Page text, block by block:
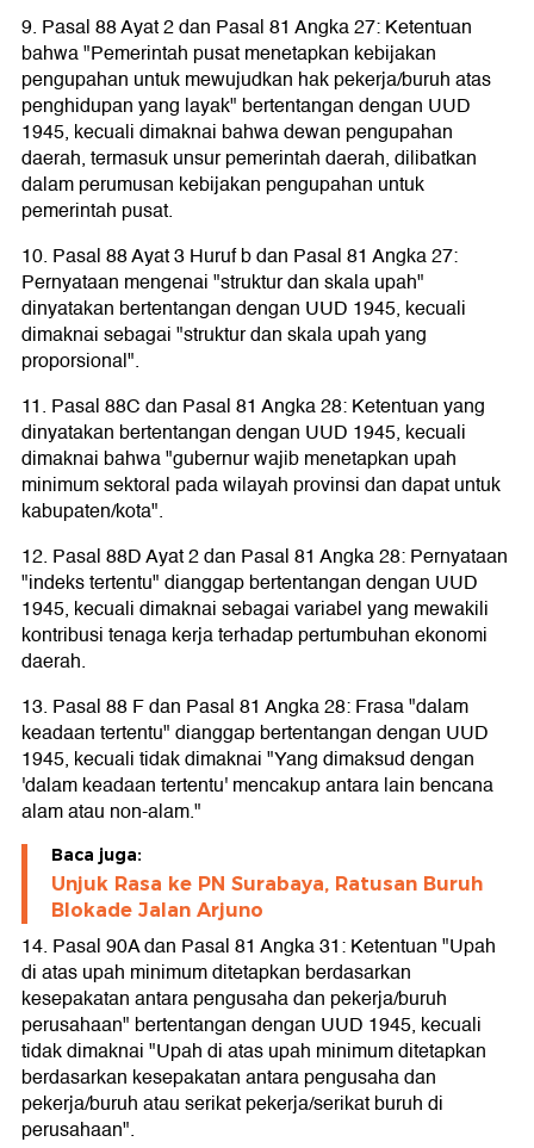
9. Pasal 88 Ayat 2 dan Pasal 81 Angka 27: Ketentuan
bahwa "Pemerintah pusat menetapkan kebijakan
pengupahan untuk mewujudkan hak pekerja/buruh atas
penghidupan yang layak" bertentangan dengan UUD
1945, kecuali dimaknai bahwa dewan pengupahan
daerah, termasuk unsur pemerintah daerah, dilibatkan
dalam perumusan kebijakan pengupahan untuk
pemerintah pusat.
10. Pasal 88 Ayat 3 Huruf b dan Pasal 81 Angka 27:
Pernyataan mengenai "struktur dan skala upah"
dinyatakan bertentangan dengan UUD 1945, kecuali
dimaknai sebagai "struktur dan skala upah yang
proporsional".
11. Pasal 88C dan Pasal 81 Angka 28: Ketentuan yang
dinyatakan bertentangan dengan UUD 1945, kecuali
dimaknai bahwa "gubernur wajib menetapkan upah
minimum sektoral pada wilayah provinsi dan dapat untuk
kabupaten/kota".
12. Pasal 88D Ayat 2 dan Pasal 81 Angka 28: Pernyataan
"indeks tertentu" dianggap bertentangan dengan UUD
1945, kecuali dimaknai sebagai variabel yang mewakili
kontribusi tenaga kerja terhadap pertumbuhan ekonomi
daerah.
13. Pasal 88 F dan Pasal 81 Angka 28: Frasa "dalam
keadaan tertentu" dianggap bertentangan dengan UUD
1945, kecuali tidak dimaknai "Yang dimaksud dengan
'dalam keadaan tertentu' mencakup antara lain bencana
alam atau non-alam."
Baca juga:
Unjuk Rasa ke PN Surabaya, Ratusan Buruh
Blokade Jalan Arjuno
14. Pasal 90A dan Pasal 81 Angka 31: Ketentuan "Upah
di atas upah minimum ditetapkan berdasarkan
kesepakatan antara pengusaha dan pekerja/buruh
perusahaan" bertentangan dengan UUD 1945, kecuali
tidak dimaknai "Upah di atas upah minimum ditetapkan
berdasarkan kesepakatan antara pengusaha dan
pekerja/buruh atau serikat pekerja/serikat buruh di
perusahaan".